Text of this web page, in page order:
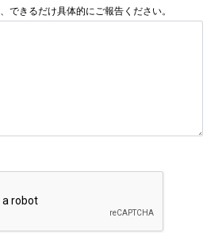
できるだけ具体的にご報告ください。